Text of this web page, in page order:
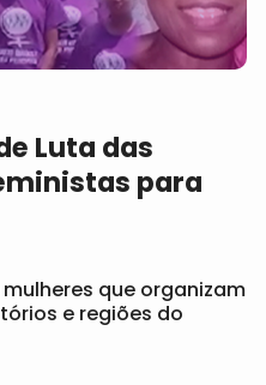
Luta das
para
que organizam
e regiões do